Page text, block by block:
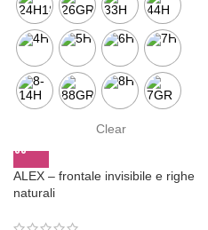
Clear
ALEX – frontale invisibile e righe
naturali